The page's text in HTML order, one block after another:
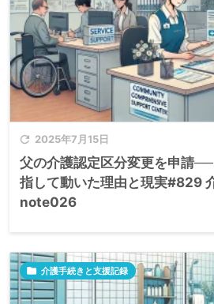
 2025年7月15日
父の介護認定区分変更を申請
指して動いた理由と現実#829
note026
 介護手続きと支援記録